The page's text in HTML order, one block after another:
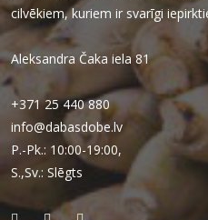
cilvēkiem, kuriem ir svarīgi
Aleksandra Čaka iela 81
+371 25 440 880
info@dabasdobe.lv
P.-Pk.: 10:00-19:00,
S.,Sv.: Slēgts